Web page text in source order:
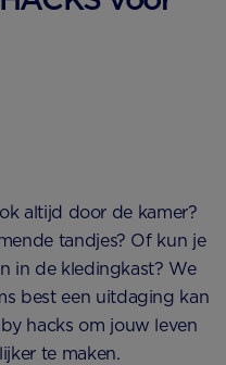
altijd door de kamer?
tandjes? Of kun je
in de kledingkast? We
best een uitdaging kan
hacks om jouw leven
te maken.